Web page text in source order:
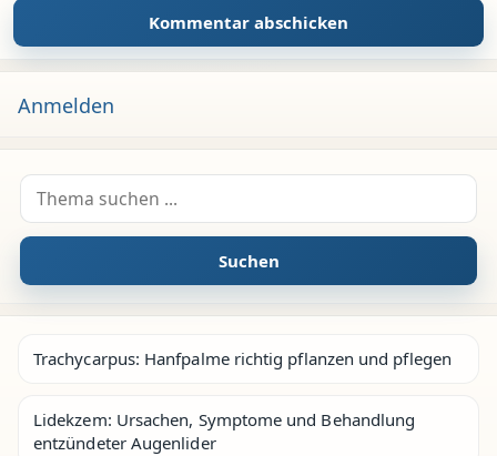
Anmelden
Suche nach:
Suchen
Trachycarpus: Hanfpalme richtig pflanzen und pflegen
Lidekzem: Ursachen, Symptome und Behandlung
entzündeter Augenlider